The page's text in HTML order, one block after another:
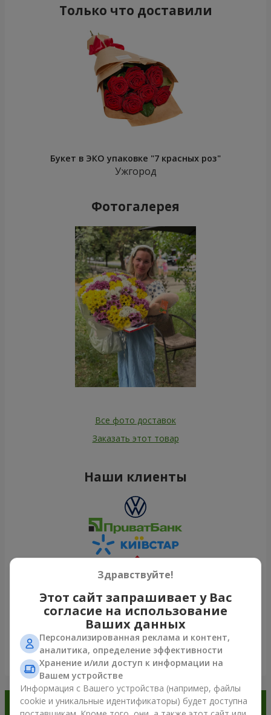
Только что доставили
Букет в ЭКО упаковке "7 красных роз"
Ужгород
Фотогалерея
Все фото доставок
Заказать этот товар
Наши клиенты
Посмотреть все
Заказывайте в приложении
Здравствуйте!
Этот сайт запрашивает у Вас
согласие на использование
Ваших данных
Персонализированная реклама и контент,
аналитика, определение эффективности
Хранение и/или доступ к информации на
Вашем устройстве
Информация с Вашего устройства (например, файлы
cookie и уникальные идентификаторы) будет доступна